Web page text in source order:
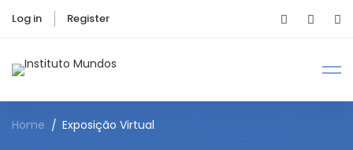
Log in Register
Home Exposição Virtual